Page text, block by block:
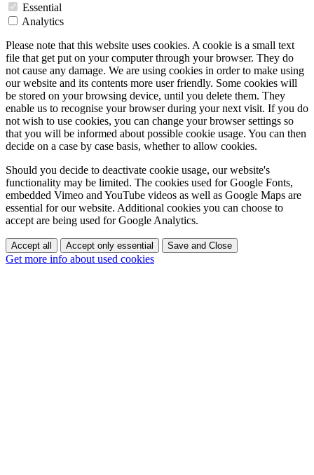
Essential
Analytics
Please note that this website uses cookies. A cookie is a small text
file that get put on your computer through your browser. They do
not cause any damage. We are using cookies in order to make using
our website and its contents more user friendly. Some cookies will
be stored on your browsing device, until you delete them. They
enable us to recognise your browser during your next visit. If you do
not wish to use cookies, you can change your browser settings so
that you will be informed about possible cookie usage. You can then
decide on a case by case basis, whether to allow cookies.
Should you decide to deactivate cookie usage, our website's
functionality may be limited. The cookies used for Google Fonts,
embedded Vimeo and YouTube videos as well as Google Maps are
essential for our website. Additional cookies you can choose to
accept are being used for Google Analytics.
Accept all Accept only essential Save and Close
Get more info about used cookies